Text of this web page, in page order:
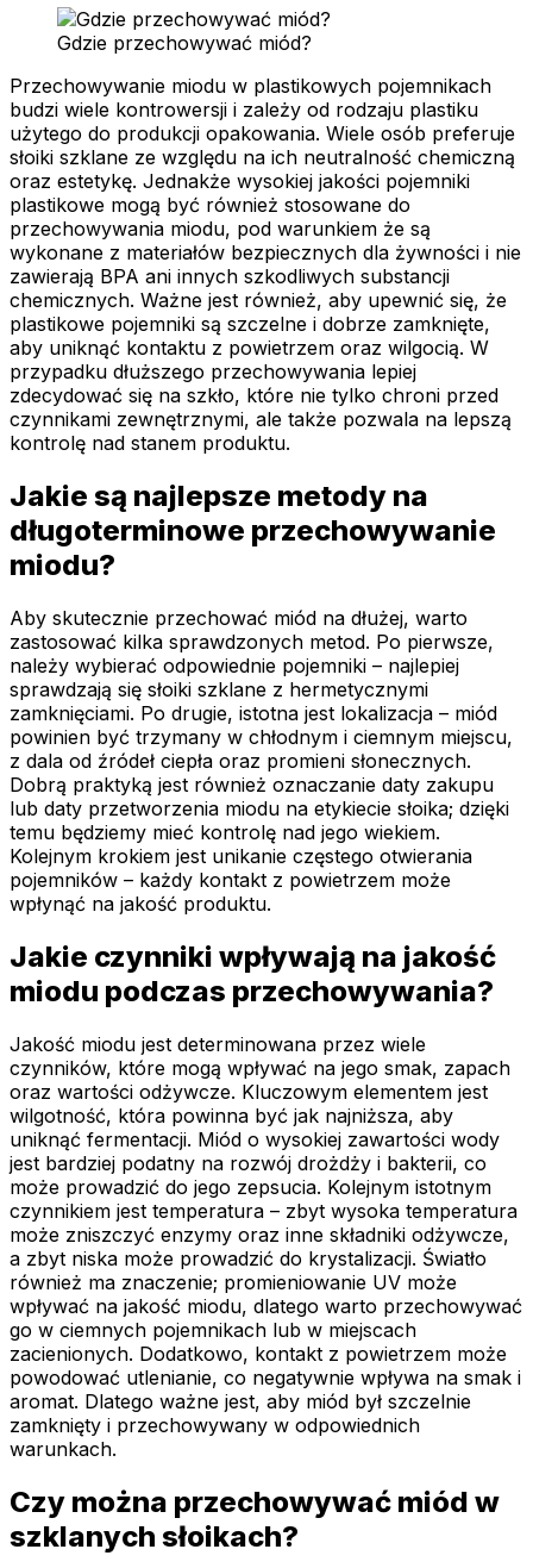
Gdzie przechowywać miód?
Przechowywanie miodu w plastikowych pojemnikach
budzi wiele kontrowersji i zależy od rodzaju plastiku
użytego do produkcji opakowania. Wiele osób preferuje
słoiki szklane ze względu na ich neutralność chemiczną
oraz estetykę. Jednakże wysokiej jakości pojemniki
plastikowe mogą być również stosowane do
przechowywania miodu, pod warunkiem że są
wykonane z materiałów bezpiecznych dla żywności i nie
zawierają BPA ani innych szkodliwych substancji
chemicznych. Ważne jest również, aby upewnić się, że
plastikowe pojemniki są szczelne i dobrze zamknięte,
aby uniknąć kontaktu z powietrzem oraz wilgocią. W
przypadku dłuższego przechowywania lepiej
zdecydować się na szkło, które nie tylko chroni przed
czynnikami zewnętrznymi, ale także pozwala na lepszą
kontrolę nad stanem produktu.
Jakie są najlepsze metody na
długoterminowe przechowywanie
miodu?
Aby skutecznie przechować miód na dłużej, warto
zastosować kilka sprawdzonych metod. Po pierwsze,
należy wybierać odpowiednie pojemniki – najlepiej
sprawdzają się słoiki szklane z hermetycznymi
zamknięciami. Po drugie, istotna jest lokalizacja – miód
powinien być trzymany w chłodnym i ciemnym miejscu,
z dala od źródeł ciepła oraz promieni słonecznych.
Dobrą praktyką jest również oznaczanie daty zakupu
lub daty przetworzenia miodu na etykiecie słoika; dzięki
temu będziemy mieć kontrolę nad jego wiekiem.
Kolejnym krokiem jest unikanie częstego otwierania
pojemników – każdy kontakt z powietrzem może
wpłynąć na jakość produktu.
Jakie czynniki wpływają na jakość
miodu podczas przechowywania?
Jakość miodu jest determinowana przez wiele
czynników, które mogą wpływać na jego smak, zapach
oraz wartości odżywcze. Kluczowym elementem jest
wilgotność, która powinna być jak najniższa, aby
uniknąć fermentacji. Miód o wysokiej zawartości wody
jest bardziej podatny na rozwój drożdży i bakterii, co
może prowadzić do jego zepsucia. Kolejnym istotnym
czynnikiem jest temperatura – zbyt wysoka temperatura
może zniszczyć enzymy oraz inne składniki odżywcze,
a zbyt niska może prowadzić do krystalizacji. Światło
również ma znaczenie; promieniowanie UV może
wpływać na jakość miodu, dlatego warto przechowywać
go w ciemnych pojemnikach lub w miejscach
zacienionych. Dodatkowo, kontakt z powietrzem może
powodować utlenianie, co negatywnie wpływa na smak i
aromat. Dlatego ważne jest, aby miód był szczelnie
zamknięty i przechowywany w odpowiednich
warunkach.
Czy można przechowywać miód w
szklanych słoikach?